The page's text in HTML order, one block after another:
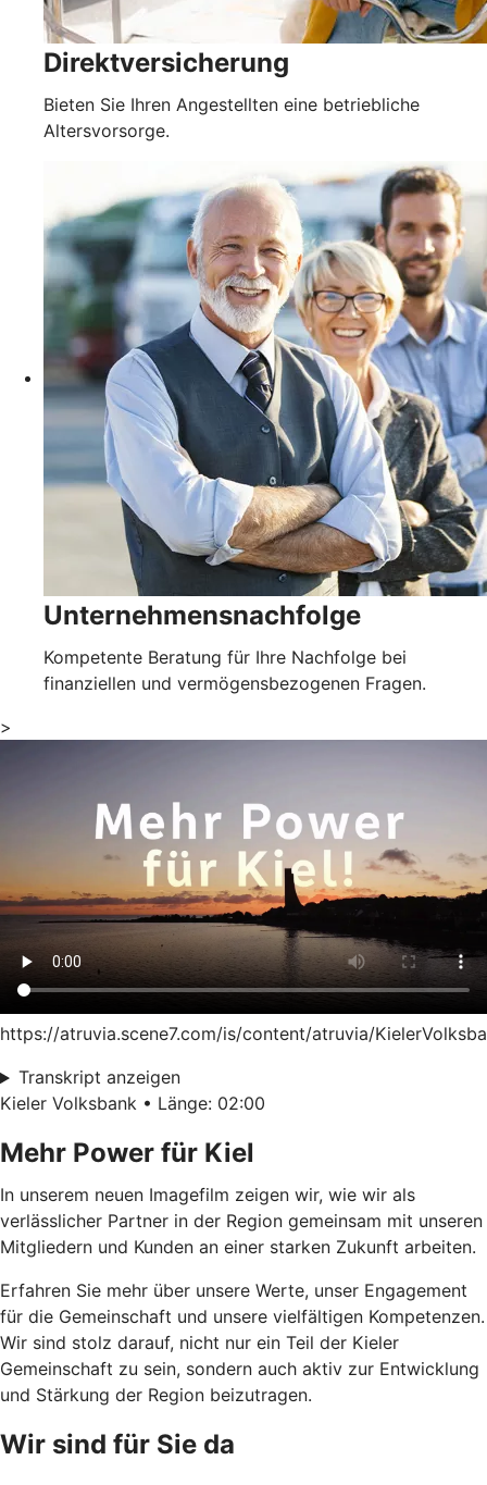
Direktversicherung
Bieten Sie Ihren Angestellten eine betriebliche
Altersvorsorge.
Unternehmensnachfolge
Kompetente Beratung für Ihre Nachfolge bei
finanziellen und vermögensbezogenen Fragen.
>
https://atruvia.scene7.com/is/content/atruvia/
Transkript anzeigen
Kieler Volksbank • Länge: 02:00
Mehr Power für Kiel
In unserem neuen Imagefilm zeigen wir, wie wir als
verlässlicher Partner in der Region gemeinsam mit unseren
Mitgliedern und Kunden an einer starken Zukunft arbeiten.
Erfahren Sie mehr über unsere Werte, unser Engagement
für die Gemeinschaft und unsere vielfältigen Kompetenzen.
Wir sind stolz darauf, nicht nur ein Teil der Kieler
Gemeinschaft zu sein, sondern auch aktiv zur Entwicklung
und Stärkung der Region beizutragen.
Wir sind für Sie da